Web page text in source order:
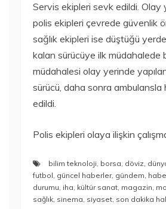
Servis ekipleri sevk edildi. Olay
polis ekipleri çevrede güvenlik
sağlık ekipleri ise düştüğü
kalan sürücüye ilk müdahalede
müdahalesi olay yerinde
sürücü, daha sonra
edildi.
Polis ekipleri olaya ilişkin
bilim teknoloji, borsa, döviz,
futbol, güncel haberler, gündem,
durumu, iha, kültür sanat, magazin,
sağlık, sinema, siyaset, son dakika